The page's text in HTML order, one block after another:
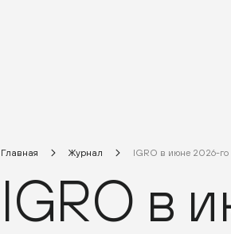
Главная Журнал IGRO в июне 2026-го
IGRO в